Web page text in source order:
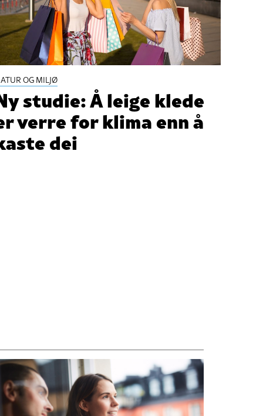
OG MILJØ
studie: Å leige klede
verre for klima enn å
dei